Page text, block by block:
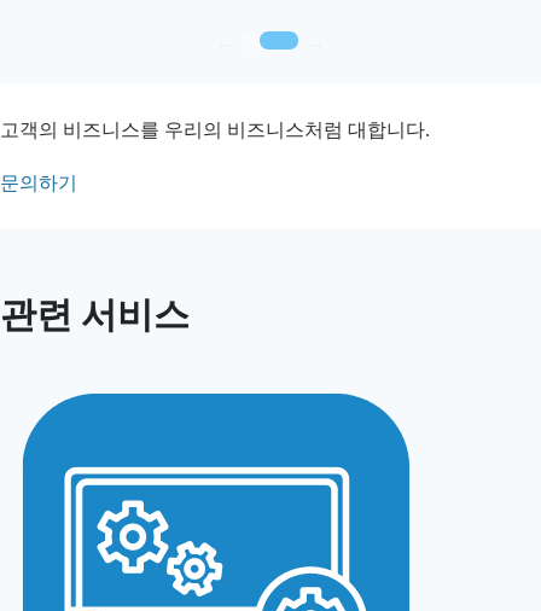
고객의 비즈니스를 우리의 비즈니스처럼 대합니다.
문의하기
관련 서비스